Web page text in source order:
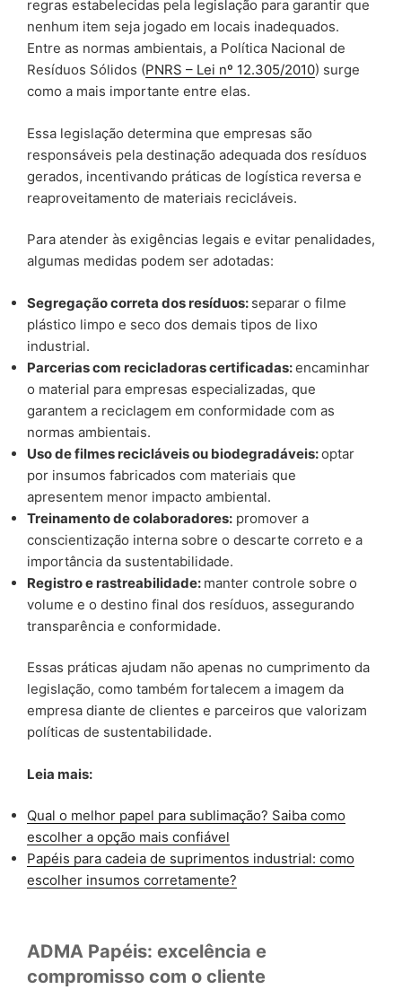
regras estabelecidas pela legislação para garantir que
nenhum item seja jogado em locais inadequados.
Entre as normas ambientais, a Política Nacional de
Resíduos Sólidos (PNRS – Lei nº 12.305/2010) surge
como a mais importante entre elas.
Essa legislação determina que empresas são
responsáveis pela destinação adequada dos resíduos
gerados, incentivando práticas de logística reversa e
reaproveitamento de materiais recicláveis.
Para atender às exigências legais e evitar penalidades,
algumas medidas podem ser adotadas:
Segregação correta dos resíduos: separar o filme
plástico limpo e seco dos demais tipos de lixo
industrial.
Parcerias com recicladoras certificadas:encaminhar
o material para empresas especializadas, que
garantem a reciclagem em conformidade com as
normas ambientais.
Uso de filmes recicláveis ou biodegradáveis:optar
por insumos fabricados com materiais que
apresentem menor impacto ambiental.
Treinamento de colaboradores: promover a
conscientização interna sobre o descarte correto e a
importância da sustentabilidade.
Registro e rastreabilidade: manter controle sobre o
volume e o destino final dos resíduos, assegurando
transparência e conformidade.
Essas práticas ajudam não apenas no cumprimento da
legislação, como também fortalecem a imagem da
empresa diante de clientes e parceiros que valorizam
políticas de sustentabilidade.
Leia mais:
Qual o melhor papel para sublimação? Saiba como
escolher a opção mais confiável
Papéis para cadeia de suprimentos industrial: como
escolher insumos corretamente?
ADMA Papéis: excelência e
compromisso com o cliente